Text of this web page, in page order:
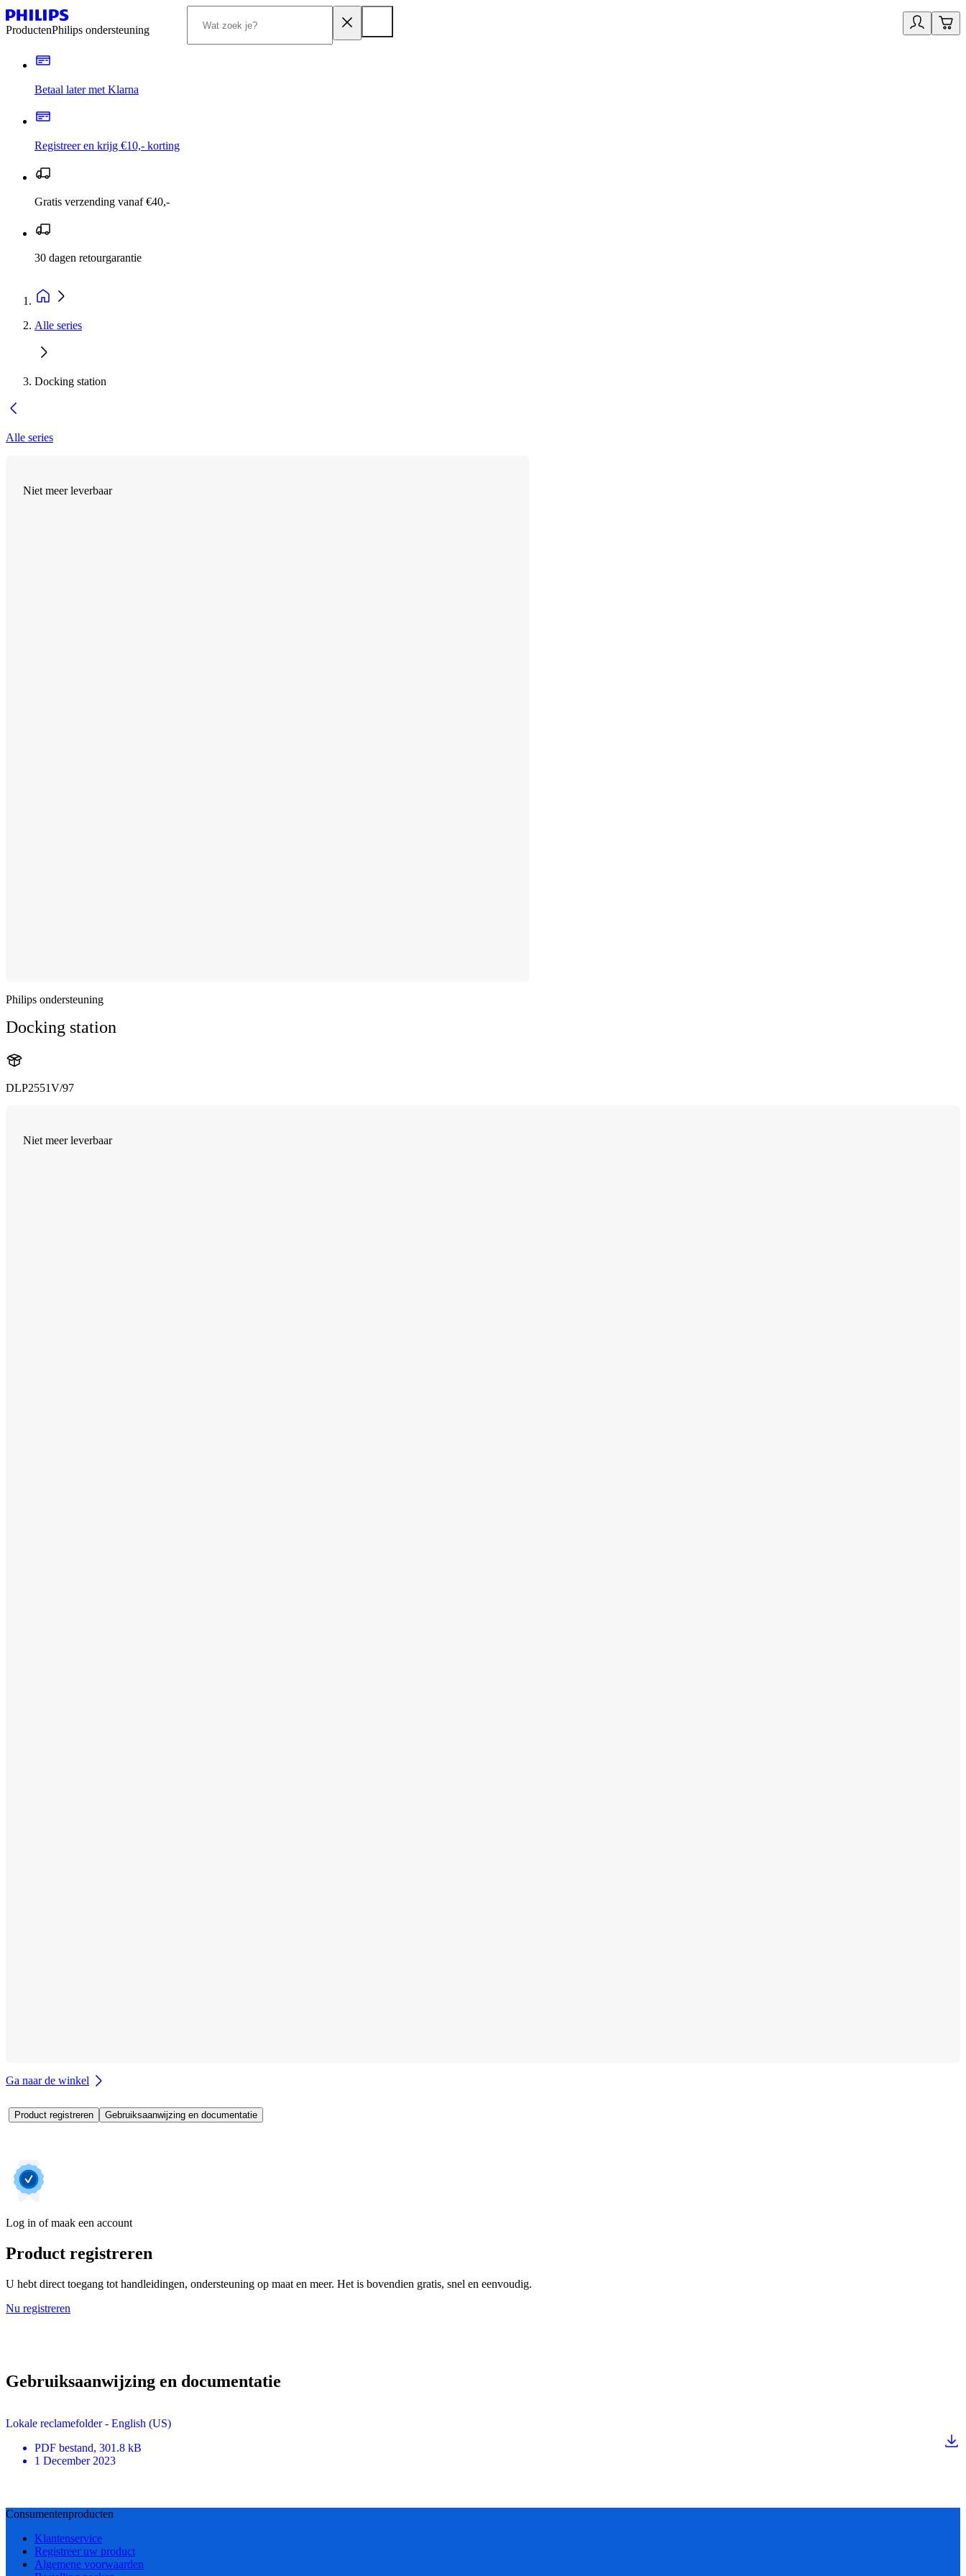
ProductenPhilips ondersteuning
Betaal later met Klarna
Registreer en krijg €10,- korting
Gratis verzending vanaf €40,-
30 dagen retourgarantie
Alle series
Docking station
Alle series
Niet meer leverbaar
Philips ondersteuning
Docking station
DLP2551V/97
Niet meer leverbaar
Ga naar de winkel
Product registreren Gebruiksaanwijzing en documentatie
Log in of maak een account
Product registreren
U hebt direct toegang tot handleidingen, ondersteuning op maat en meer. Het is bovendien gratis, snel en eenvoudig.
Nu registreren
Gebruiksaanwijzing en documentatie
Lokale reclamefolder - English (US)
PDF bestand, 301.8 kB
1 December 2023
Consumentenproducten
Klantenservice
Registreer uw product
Algemene voorwaarden